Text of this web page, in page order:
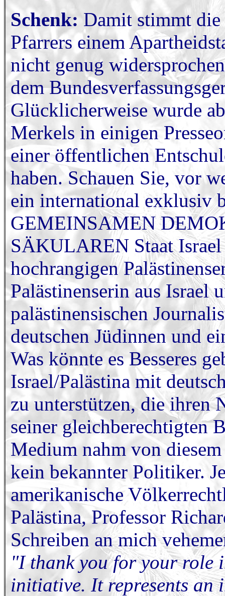
Schenk: Damit stimmt die
Pfarrers einem
nicht genug
dem
Glücklicherweise wurde
Merkels in einigen
einer öffentlichen
haben. Schauen Sie, vor
ein international exklusiv
GEMEINSAMEN
SÄKULAREN Staat
hochrangigen
Palästinenserin aus Israel
palästinensischen
deutschen Jüdinnen und
Was könnte es Besseres
Israel/Palästina mit
zu unterstützen, die ihren
seiner gleichberechtigten
Medium nahm von
kein bekannter Politiker.
amerikanische
Palästina, Professor
Schreiben an mich
"I thank you for your role
initiative. It represents